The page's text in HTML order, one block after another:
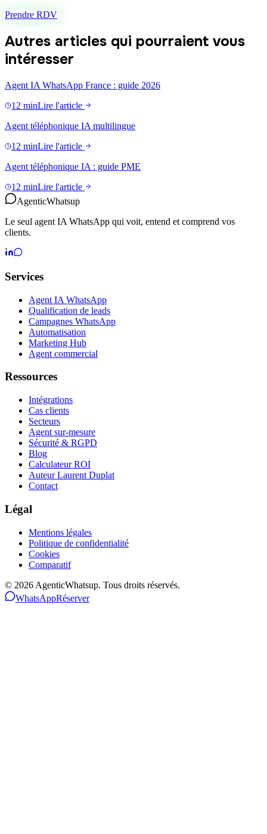
Prendre RDV
Autres articles qui pourraient vous
intéresser
Agent IA WhatsApp France : guide 2026
12 minLire l'article
Agent téléphonique IA multilingue
12 minLire l'article
Agent téléphonique IA : guide PME
12 minLire l'article
AgenticWhatsup
Le seul agent IA WhatsApp qui voit, entend et comprend vos
clients.
Services
Agent IA WhatsApp
Qualification de leads
Campagnes WhatsApp
Automatisation
Marketing Hub
Agent commercial
Ressources
Intégrations
Cas clients
Secteurs
Agent sur-mesure
Sécurité & RGPD
Blog
Calculateur ROI
Auteur Laurent Duplat
Contact
Légal
Mentions légales
Politique de confidentialité
Cookies
Comparatif
© 2026 AgenticWhatsup. Tous droits réservés.
WhatsAppRéserver